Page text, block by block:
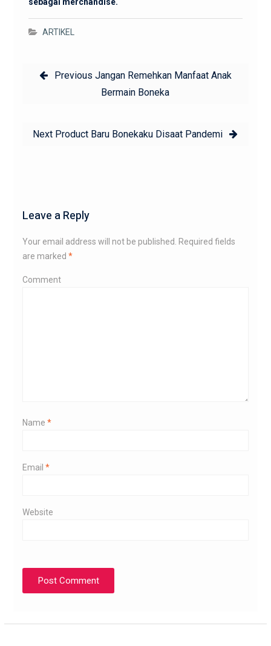
ARTIKEL
navigation
Previous Previous
post:
Jangan Remehkan Manfaat Anak
Bermain Boneka
Next Next
Product Baru Bonekaku Disaat Pandemi
Leave a Reply
Your email address will not be published.
Required fields
are marked *
Comment
Name *
Email *
Website